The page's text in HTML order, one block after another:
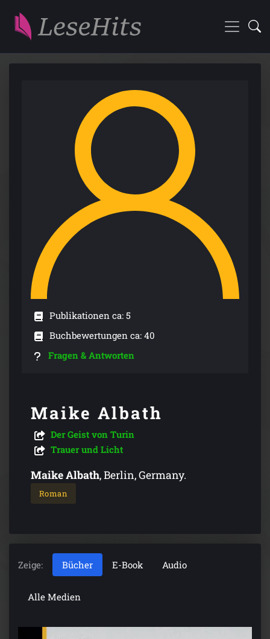
Publikationen ca: 5
Buchbewertungen ca: 40
Fragen & Antworten
Maike Albath
Der Geist von Turin
Trauer und Licht
Maike Albath, Berlin, Germany.
Roman
Zeige: Bücher E-Book Audio
Alle Medien